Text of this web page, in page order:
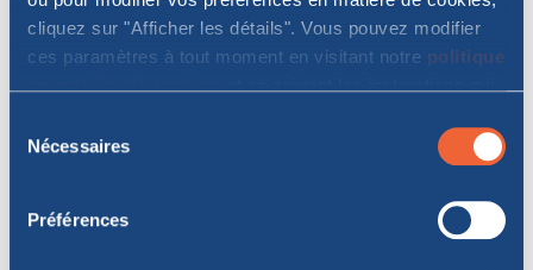
cliquez sur "Afficher les détails". Vous pouvez modifier
ces paramètres à tout moment en visitant notre politique
sélection", vous acceptez le stockage de cookies sur
Nécessaires
Préférences
Explorer les plus belles
plages de Sardaigne
Plages incontournables du nord au
La Sardaigne est réputée pour ses
plages aux eaux